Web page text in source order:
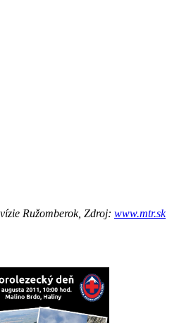
Ružomberok, Zdroj: www.mtr.sk